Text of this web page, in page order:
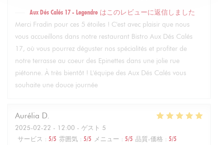
Aux Dés Calés 17 - Legendre はこのレビューに返信しました
Merci Fradin pour ces 5 étoiles ! C'est avec plaisir que nous
vous accueillons dans notre restaurant Bistro Aux Dés Calés
17, où vous pourrez déguster nos spécialités et profiter de
notre terrasse au coeur des Epinettes dans une jolie rue
piétonne. À très bientôt ! L'équipe des Aux Dés Calés vous
souhaite une douce journée
Aurélia D
2025-02-22 - 12:00 - ゲスト 5
サービス : 5/5 雰囲気 : 5/5 メニュー : 5/5 品質-価格 : 5/5